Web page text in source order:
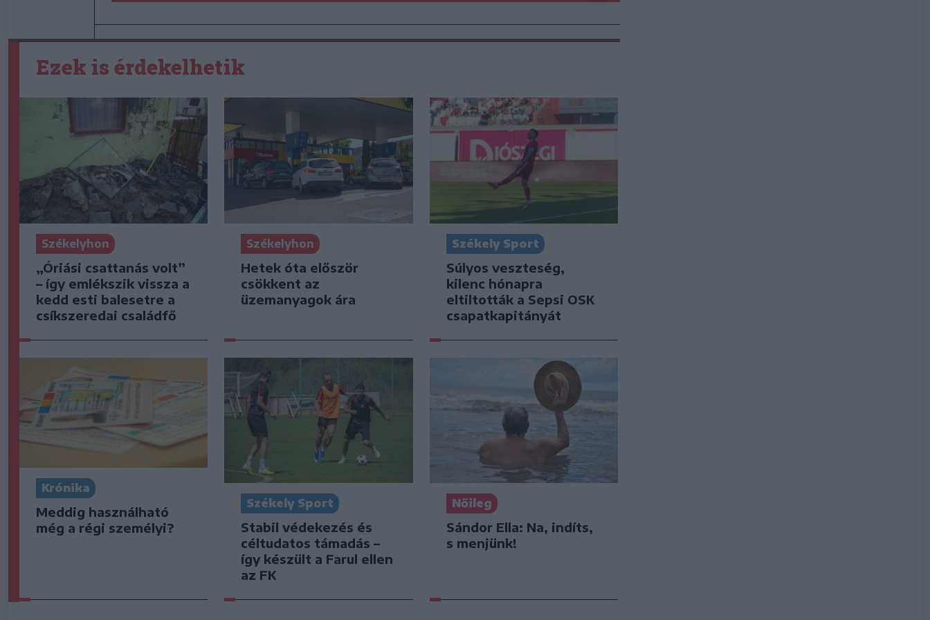
Ezek is érdekelhetik
Székelyhon
„Óriási csattanás volt”
– így emlékszik vissza a
kedd esti balesetre a
csíkszeredai családfő
Székelyhon
Hetek óta először
csökkent az
üzemanyagok ára
Székely Sport
Súlyos veszteség,
kilenc hónapra
eltiltották a Sepsi OSK
csapatkapitányát
Krónika
Meddig használható
még a régi személyi?
Székely Sport
Stabil védekezés és
céltudatos támadás –
így készült a Farul ellen
az FK
Nőileg
Sándor Ella: Na, indíts,
s menjünk!